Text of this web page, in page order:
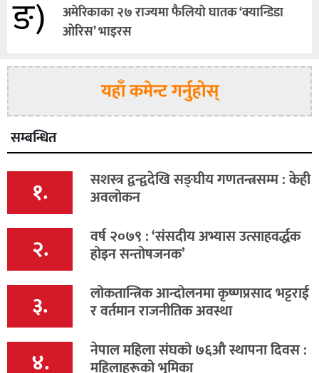
ङ)
अमेरिकाका २७ राज्यमा फैलियाे घातक ‘क्यान्डिडा
ओरिस’ भाइरस
यहाँ कमेन्ट गर्नुहोस्
सम्बन्धित
१. सशस्त्र द्वन्द्वदेखि सङ्घीय गणतन्त्रसम्म : केही
अवलोकन
२. वर्ष २०७९ : ‘संसदीय अभ्यास उत्साहवर्द्धक
होइन सन्तोषजनक’
३. लोकतान्त्रिक आन्दोलनमा कृष्णप्रसाद भट्टराई
र वर्तमान राजनीतिक अवस्था
४. नेपाल महिला संघको ७६औ स्थापना दिवस :
महिलाहरूको भुमिका